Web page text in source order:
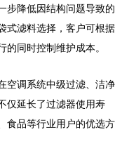
步降低因结构问题导致的
式滤料选择，客户可根据
同时控制维护成本。
空调系统中级过滤、洁净
仅延长了过滤器使用寿
食品等行业用户的优选方